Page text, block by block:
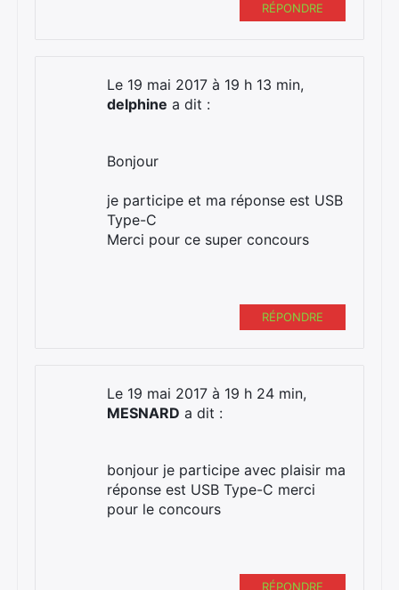
RÉPONDRE
Le 19 mai 2017 à 19 h 13 min,
delphine a dit :
Bonjour
je participe et ma réponse est USB
Type-C
Merci pour ce super concours
RÉPONDRE
Le 19 mai 2017 à 19 h 24 min,
MESNARD a dit :
bonjour je participe avec plaisir ma
réponse est USB Type-C merci
pour le concours
RÉPONDRE